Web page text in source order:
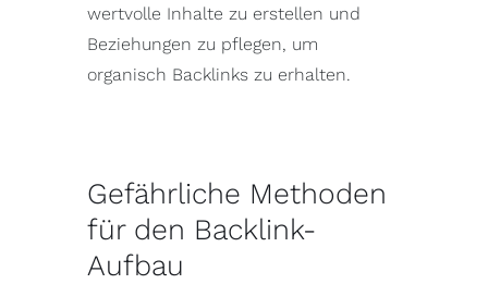
wertvolle Inhalte zu erstellen und
Beziehungen zu pflegen, um
organisch Backlinks zu erhalten.
Gefährliche Methoden
für den Backlink-
Aufbau